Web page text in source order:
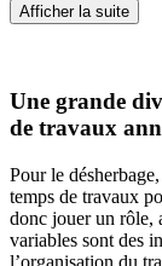
Afficher la suite
Une grande
de travaux
Pour le
temps de travaux
donc jouer un rôle,
variables sont des
l’organisation du